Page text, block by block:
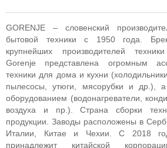
GORENJE – словенский
бытовой техники с 1950 года.
крупнейших производителей
Gorenje представлена огромным
техники для дома и кухни
пылесосы, утюги, мясорубки и др.), а
оборудованием (водонагреватели,
воздуха и пр.). Страна сборки
продукции. Заводы расположены в
Италии, Китае и Чехии. С 2018
принадлежит китайской